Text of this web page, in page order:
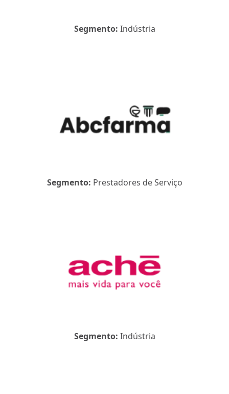
Segmento: Indústria
Segmento: Prestadores de Serviço
Segmento: Indústria